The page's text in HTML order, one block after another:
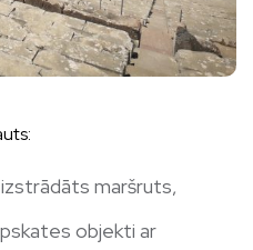
maršruts,
objekti ar